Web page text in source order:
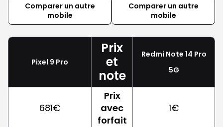
Comparer un autre
mobile
Comparer un autre
mobile
Pixel 9 Pro
Prix
et
note
Redmi Note 14 Pro
5G
681€
Prix
avec
forfait
1€